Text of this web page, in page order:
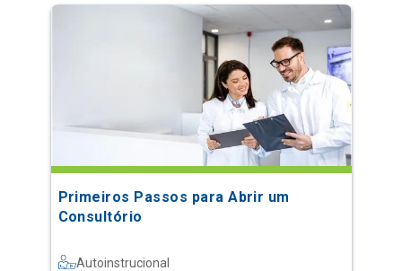
Primeiros Passos para Abrir um
Consultório
Autoinstrucional